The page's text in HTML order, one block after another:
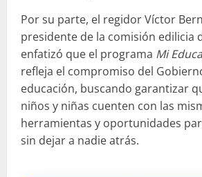
Por su parte, el regidor Víctor
presidente de la comisión edilicia
enfatizó que el programa Mi
refleja el compromiso del
educación, buscando garantizar
niños y niñas cuenten con las
herramientas y oportunidades
sin dejar a nadie atrás.